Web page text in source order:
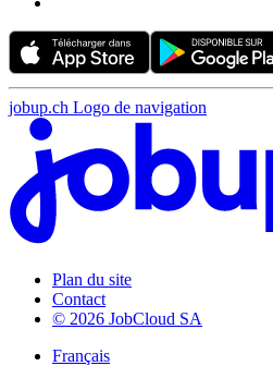
jobup.ch Logo de navigation
Plan du site
Contact
© 2026 JobCloud SA
Français